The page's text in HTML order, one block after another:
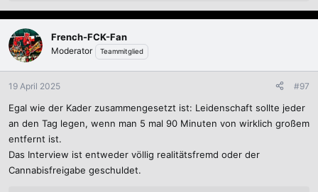
a
k
t
i
o
n
n
:
French-FCK-Fan
Moderator Teammitglied
19 April 2025 #97
Egal wie der Kader zusammengesetzt ist: Leidenschaft sollte jeder
an den Tag legen, wenn man 5 mal 90 Minuten von wirklich großem
entfernt ist.
Das Interview ist entweder völlig realitätsfremd oder der
Cannabisfreigabe geschuldet.